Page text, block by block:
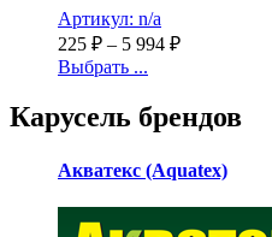
Артикул: n/a
225 ₽ – 5 994 ₽
Выбрать ...
Карусель брендов
Акватекс (Aquatex)